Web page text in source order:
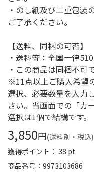
・のし紙及び二重包装
ご了承ください。
【送料、同梱の可否】
・送料等：全国一律
・この商品は同梱不可で
※11点以上ご購入希望
選択、必要数量を入力
さい。当画面での「カ
選択は1個で結構です。
3,850円(送料別・税込)
獲得ポイント： 38 pt
商品番号
9973103686